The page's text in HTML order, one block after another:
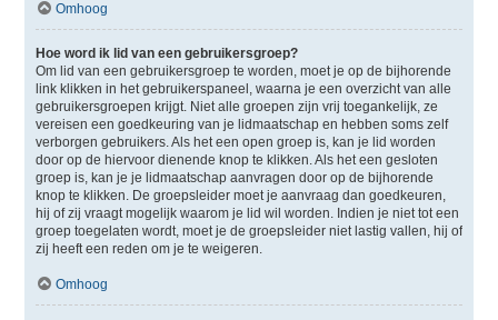
Omhoog
Hoe word ik lid van een gebruikersgroep?
Om lid van een gebruikersgroep te worden, moet je op de bijhorende
link klikken in het gebruikerspaneel, waarna je een overzicht van alle
gebruikersgroepen krijgt. Niet alle groepen zijn vrij toegankelijk, ze
vereisen een goedkeuring van je lidmaatschap en hebben soms zelf
verborgen gebruikers. Als het een open groep is, kan je lid worden
door op de hiervoor dienende knop te klikken. Als het een gesloten
groep is, kan je je lidmaatschap aanvragen door op de bijhorende
knop te klikken. De groepsleider moet je aanvraag dan goedkeuren,
hij of zij vraagt mogelijk waarom je lid wil worden. Indien je niet tot een
groep toegelaten wordt, moet je de groepsleider niet lastig vallen, hij of
zij heeft een reden om je te weigeren.
Omhoog